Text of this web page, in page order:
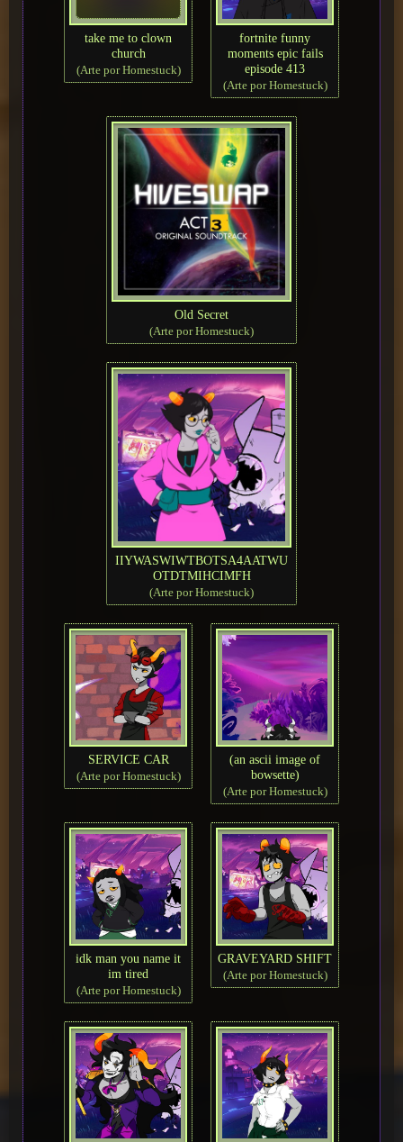
take me to clown
church
(Arte por Homestuck)
fortnite funny
moments epic fails
episode 413
(Arte por Homestuck)
Old Secret
(Arte por Homestuck)
IIYWASWIWTBOTSA4AATWU
OTDTMIHCIMFH
(Arte por Homestuck)
SERVICE CAR
(Arte por Homestuck)
(an ascii image of
bowsette)
(Arte por Homestuck)
idk man you name it
im tired
(Arte por Homestuck)
GRAVEYARD SHIFT
(Arte por Homestuck)